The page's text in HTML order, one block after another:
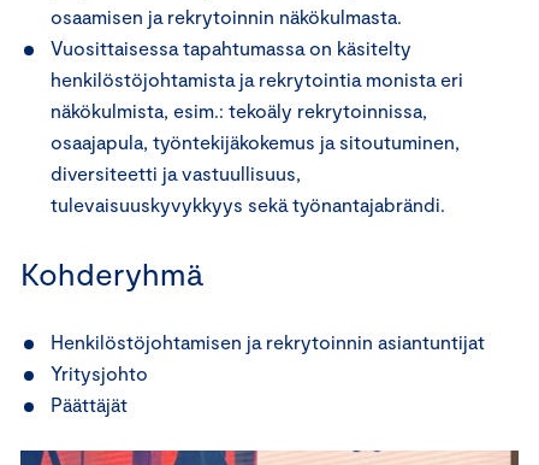
osaamisen ja rekrytoinnin näkökulmasta.
Vuosittaisessa tapahtumassa on käsitelty
henkilöstöjohtamista ja rekrytointia monista eri
näkökulmista, esim.: tekoäly rekrytoinnissa,
osaajapula, työntekijäkokemus ja sitoutuminen,
diversiteetti ja vastuullisuus,
tulevaisuuskyvykkyys sekä työnantajabrändi.
Kohderyhmä
Henkilöstöjohtamisen ja rekrytoinnin asiantuntijat
Yritysjohto
Päättäjät